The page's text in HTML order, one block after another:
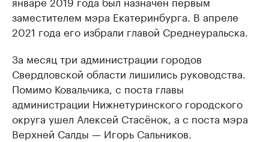
заместителем мэра Екатеринбурга. В апреле
2021 года его избрали главой Среднеуральска.
За месяц три администрации городов
Свердловской области лишились руководства.
Помимо Ковальчика, с поста главы
администрации Нижнетуринского городского
округа ушел Алексей Стасёнок, а с поста мэра
Верхней Салды — Игорь Сальников.